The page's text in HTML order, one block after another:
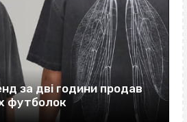
за дві години продав
футболок